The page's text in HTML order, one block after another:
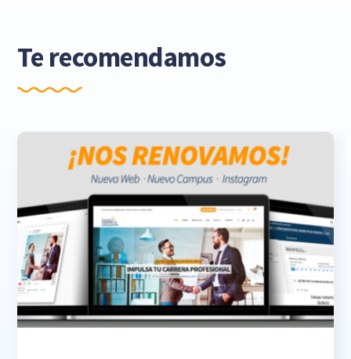
Te recomendamos